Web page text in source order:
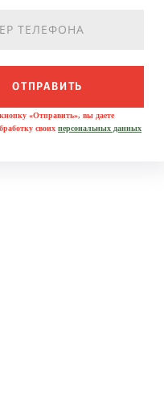
ОТПРАВИТЬ
«Отправить», вы даете
своих персональных данных